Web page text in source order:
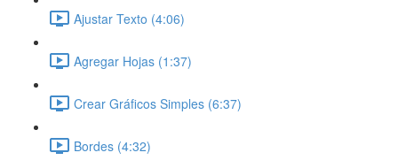
Ajustar Texto (4:06)
Agregar Hojas (1:37)
Crear Gráficos Simples (6:37)
Bordes (4:32)